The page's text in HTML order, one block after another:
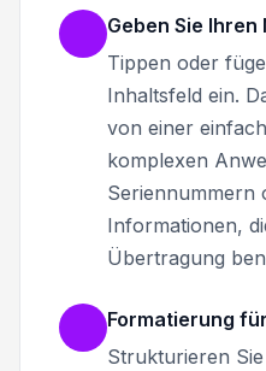
Geben Sie
Tippen oder
Inhaltsfeld ein.
von einer
komplexen
Seriennummern
Informationen,
Übertragung
Formatierung
Strukturieren